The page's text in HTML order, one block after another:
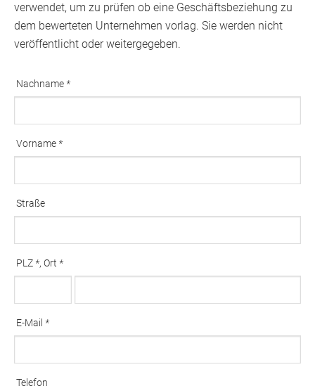
verwendet, um zu prüfen ob eine Geschäftsbeziehung zu
dem bewerteten Unternehmen vorlag. Sie werden nicht
veröffentlicht oder weitergegeben.
Nachname *
Vorname *
Straße
PLZ *, Ort *
E-Mail *
Telefon